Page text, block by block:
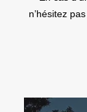
n’hésitez